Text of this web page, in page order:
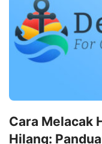
Cara Melacak
Hilang: